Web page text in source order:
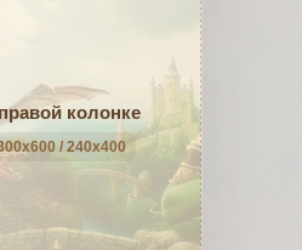
колонке
/ 240x400